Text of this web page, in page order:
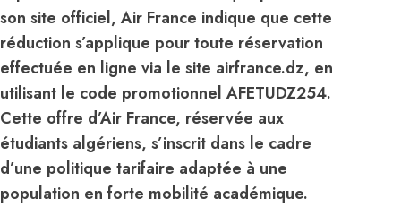
son site officiel, Air France indique que cette
réduction s’applique pour toute réservation
effectuée en ligne via le site airfrance.dz, en
utilisant le code promotionnel AFETUDZ254.
Cette offre d’Air France, réservée aux
étudiants algériens, s’inscrit dans le cadre
d’une politique tarifaire adaptée à une
population en forte mobilité académique.